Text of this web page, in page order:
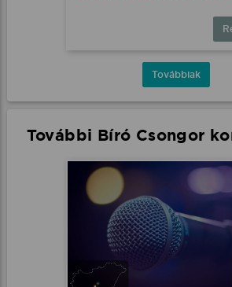
Továbbiak
További Bíró Csongor